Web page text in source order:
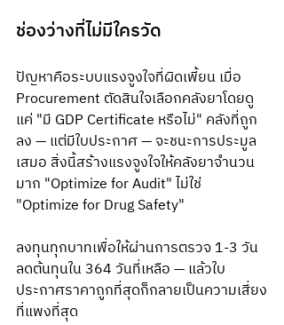
ช่องว่างที่ไม่มีใครวัด
ปัญหาคือระบบแรงจูงใจที่ผิดเพี้ยน เมื่อ
Procurement ตัดสินใจเลือกคลังยาโดยดู
แค่ "มี GDP Certificate หรือไม่" คลังที่ถูก
ลง — แต่มีใบประกาศ — จะชนะการประมูล
เสมอ สิ่งนี้สร้างแรงจูงใจให้คลังยาจำนวน
มาก "Optimize for Audit" ไม่ใช่
"Optimize for Drug Safety"
ลงทุนทุกบาทเพื่อให้ผ่านการตรวจ 1-3 วัน
ลดต้นทุนใน 364 วันที่เหลือ — แล้วใบ
ประกาศราคาถูกที่สุดก็กลายเป็นความเสี่ยง
ที่แพงที่สุด